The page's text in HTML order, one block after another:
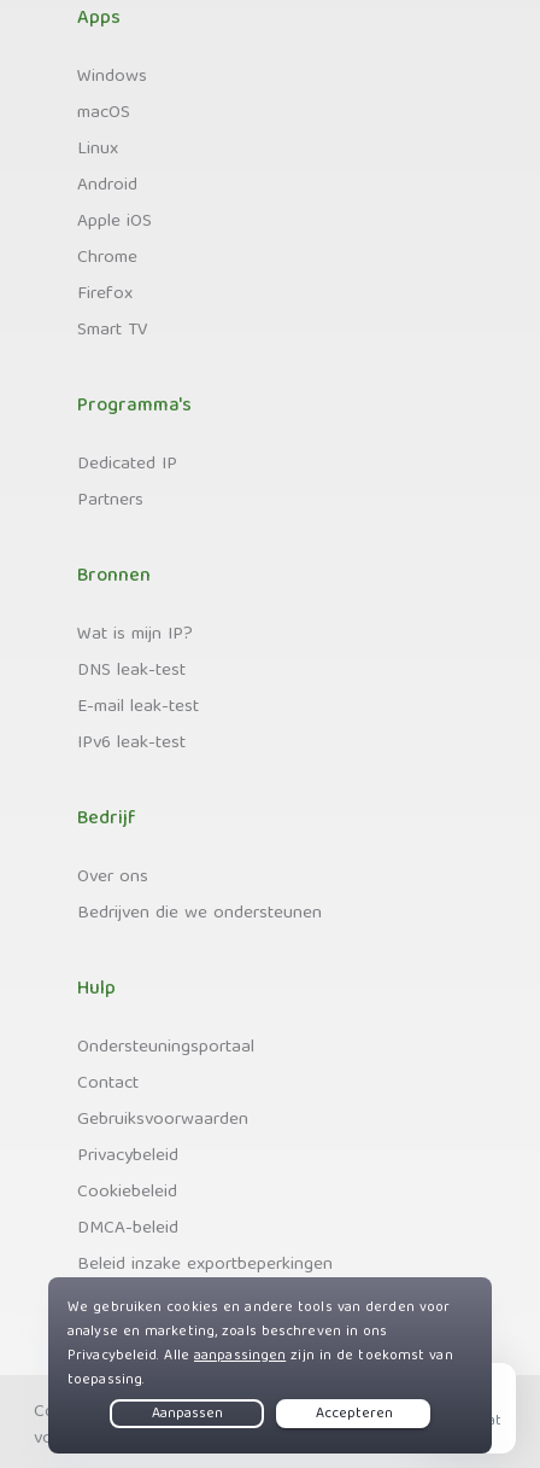
Apps
Windows
macOS
Linux
Android
Apple iOS
Chrome
Firefox
Smart TV
Programma's
Dedicated IP
Partners
Bronnen
Wat is mijn IP?
DNS leak-test
E-mail leak-test
IPv6 leak-test
Bedrijf
Over ons
Bedrijven die we ondersteunen
Hulp
Ondersteuningsportaal
Contact
Gebruiksvoorwaarden
Privacybeleid
Cookiebeleid
DMCA-beleid
Beleid inzake exportbeperkingen
Copyright © Private Internet Access, Inc. Alle rechten
voorbehouden.
Live Chat